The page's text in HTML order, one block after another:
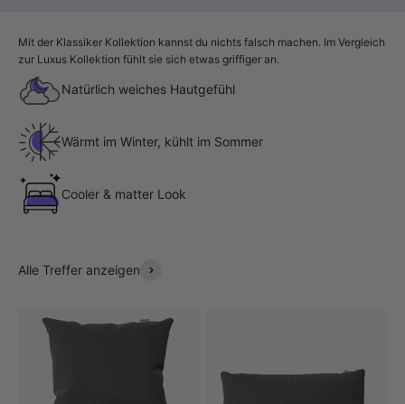
Mit der Klassiker Kollektion kannst du nichts falsch machen. Im Vergleich
zur Luxus Kollektion fühlt sie sich etwas griffiger an.
Natürlich weiches Hautgefühl
Wärmt im Winter, kühlt im Sommer
Cooler & matter Look
Alle Treffer anzeigen